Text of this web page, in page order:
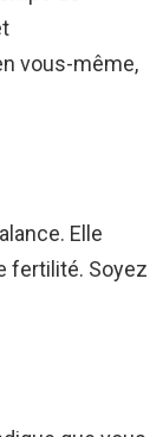
vous-même,
Elle
fertilité. Soyez